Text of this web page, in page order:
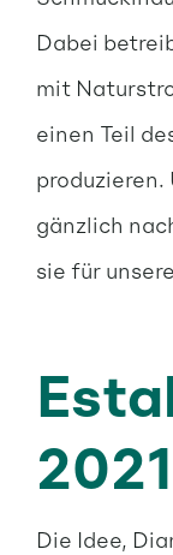
Dabei
mit
einen Teil
gänzlich
sie für
2021
Die Idee,